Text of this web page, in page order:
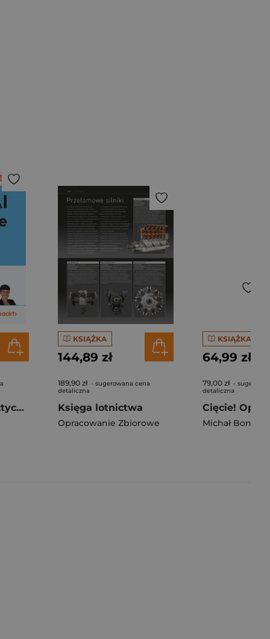
Agenty AI w praktyce. Projektowanie, wdrażanie i skalowanie autonomicznych systemów
KSIĄŻKA
144,89 zł
189,90 zł - sugerowana cena
detaliczna
Księga lotnictwa
Opracowanie Zbiorowe
KSIĄŻKA
64,99 zł
79,00 zł -
detaliczna
Michał